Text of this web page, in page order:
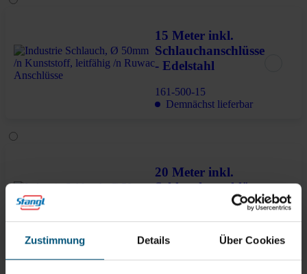
Zustimmung Details Über Cookies
15 Meter inkl.
Schlauchanschlüsse
- Edelstahl
161-500-15
Demnächst lieferbar
20 Meter inkl.
Schlauchanschlüsse
Demnächst lieferbar